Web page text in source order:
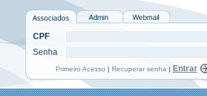
CPF
Senha
Primeiro Acesso | Recuperar senha |